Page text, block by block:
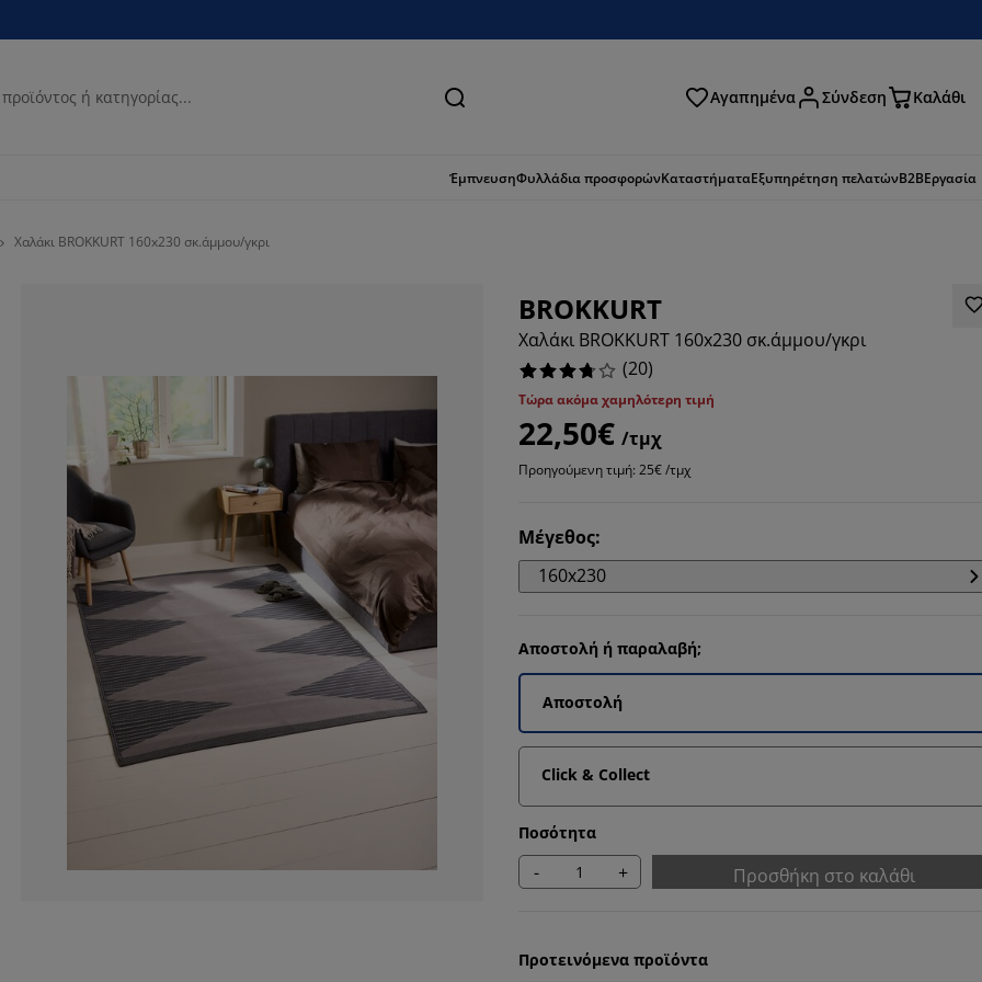
Αναζήτηση Αγαπημένα Σύνδεση Καλάθι
ΈμπνευσηΦυλλάδια προσφορώνΚαταστήματαΕξυπηρέτηση πελατώνB2BΕργασία
Χαλάκι BROKKURT 160x230 σκ.άμμου/γκρι
BROKKURT
Χαλάκι BROKKURT 160x230 σκ.άμμου/γκρι
(20)
Τώρα ακόμα χαμηλότερη τιμή
22,50€ /τμχ
Προηγούμενη τιμή: 25€ /τμχ
Μέγεθος:
160x230
Αποστολή ή παραλαβή;
Αποστολή
Click & Collect
Ποσότητα
- + Προσθήκη στο καλάθι
Προτεινόμενα προϊόντα